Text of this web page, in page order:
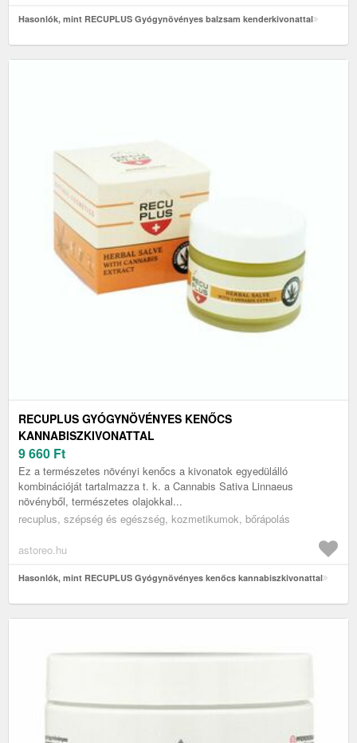
Hasonlók, mint RECUPLUS Gyógynövényes balzsam kenderkivonattal
RECUPLUS GYÓGYNÖVÉNYES KENŐCS
KANNABISZKIVONATTAL
9 660 Ft
Ez a természetes növényi kenőcs a kivonatok egyedülálló
kombinációját tartalmazza t. k. a Cannabis Sativa Linnaeus
növényből, természetes olajokkal...
recuplus, szépség és egészség, kozmetikumok, bőrápolás
astoreo.hu
Hasonlók, mint RECUPLUS Gyógynövényes kenőcs kannabiszkivonattal